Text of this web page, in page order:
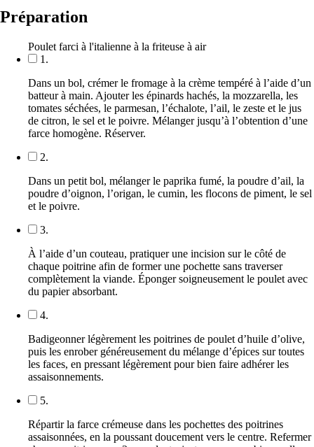
Préparation
Poulet farci à l'italienne à la friteuse à air
1.
Dans un bol, crémer le fromage à la crème tempéré à l’aide d’un
batteur à main. Ajouter les épinards hachés, la mozzarella, les
tomates séchées, le parmesan, l’échalote, l’ail, le zeste et le jus
de citron, le sel et le poivre. Mélanger jusqu’à l’obtention d’une
farce homogène. Réserver.
2.
Dans un petit bol, mélanger le paprika fumé, la poudre d’ail, la
poudre d’oignon, l’origan, le cumin, les flocons de piment, le sel
et le poivre.
3.
À l’aide d’un couteau, pratiquer une incision sur le côté de
chaque poitrine afin de former une pochette sans traverser
complètement la viande. Éponger soigneusement le poulet avec
du papier absorbant.
4.
Badigeonner légèrement les poitrines de poulet d’huile d’olive,
puis les enrober généreusement du mélange d’épices sur toutes
les faces, en pressant légèrement pour bien faire adhérer les
assaisonnements.
5.
Répartir la farce crémeuse dans les pochettes des poitrines
assaisonnées, en la poussant doucement vers le centre. Refermer